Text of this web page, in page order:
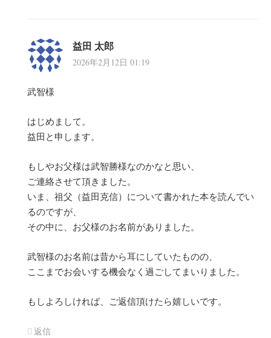
益田 太郎
2026年2月12日 01:19
武智様
はじめまして。
益田と申します。
もしやお父様は武智勝様なのかなと思い、
ご連絡させて頂きました。
いま、祖父（益田克信）について書かれた本を読んでい
るのですが、
その中に、お父様のお名前がありました。
武智様のお名前は昔から耳にしていたものの、
ここまでお会いする機会なく過ごしてまいりました。
もしよろしければ、ご返信頂けたら嬉しいです。
返信